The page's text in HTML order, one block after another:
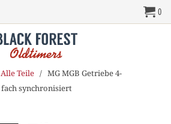
0
Alle Teile/ MG MGB Getriebe 4-
fach synchronisiert